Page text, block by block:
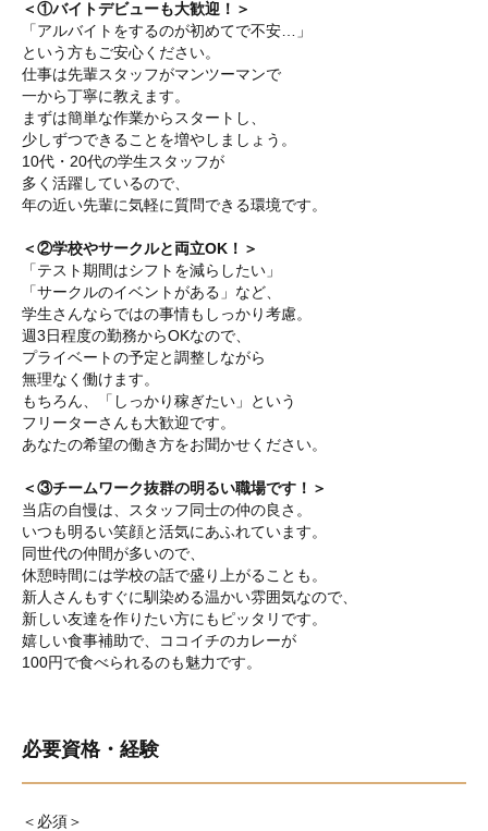
＜①バイトデビューも大歓迎！＞
「アルバイトをするのが初めてで不安…」
という方もご安心ください。
仕事は先輩スタッフがマンツーマンで
一から丁寧に教えます。
まずは簡単な作業からスタートし、
少しずつできることを増やしましょう。
10代・20代の学生スタッフが
多く活躍しているので、
年の近い先輩に気軽に質問できる環境です。
＜②学校やサークルと両立OK！＞
「テスト期間はシフトを減らしたい」
「サークルのイベントがある」など、
学生さんならではの事情もしっかり考慮。
週3日程度の勤務からOKなので、
プライベートの予定と調整しながら
無理なく働けます。
もちろん、「しっかり稼ぎたい」という
フリーターさんも大歓迎です。
あなたの希望の働き方をお聞かせください。
＜③チームワーク抜群の明るい職場です！＞
当店の自慢は、スタッフ同士の仲の良さ。
いつも明るい笑顔と活気にあふれています。
同世代の仲間が多いので、
休憩時間には学校の話で盛り上がることも。
新人さんもすぐに馴染める温かい雰囲気なので、
新しい友達を作りたい方にもピッタリです。
嬉しい食事補助で、ココイチのカレーが
100円で食べられるのも魅力です。
必要資格・経験
＜必須＞